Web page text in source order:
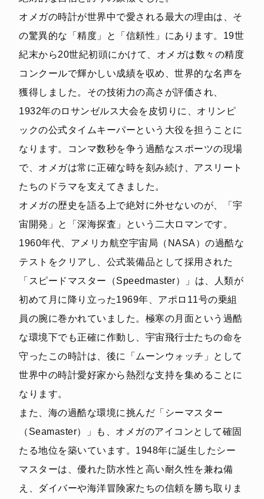
オメガの時計が世界中で愛される最大の理由は、そ
の驚異的な「精度」と「信頼性」にあります。19世
紀末から20世紀初頭にかけて、オメガは数々の精度
コンクールで輝かしい成績を収め、世界的な名声を
獲得しました。その技術力の高さが評価され、
1932年のロサンゼルス大会を皮切りに、オリンピ
ックの公式タイムキーパーという大役を担うことに
なります。コンマ数秒を争う過酷なスポーツの現場
で、オメガは常に正確な時を刻み続け、アスリート
たちのドラマを支えてきました。
オメガの歴史を語る上で絶対に外せないのが、「宇
宙開発」と「深海探査」という二大ロマンです。
1960年代、アメリカ航空宇宙局（NASA）の過酷な
テストをクリアし、公式装備品として採用された
「スピードマスター（Speedmaster）」は、人類が
初めて月に降り立った1969年、アポロ11号の乗組
員の腕に巻かれていました。極寒の月面という過酷
な環境下でも正確に作動し、宇宙飛行士たちの命を
守ったこの時計は、後に「ムーンウォッチ」として
世界中の時計愛好家から熱烈な支持を集めることに
なります。
また、海の過酷な環境に挑んだ「シーマスター
（Seamaster）」も、オメガのアイコンとして確固
たる地位を築いています。1948年に誕生したシー
マスターは、優れた防水性と高い耐久性を兼ね備
え、ダイバーや海洋冒険家たちの信頼を勝ち取りま